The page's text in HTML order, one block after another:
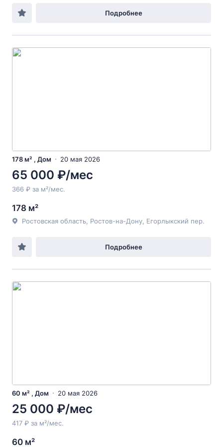
Подробнее
178 м² , Дом 20 мая 2026
65 000 ₽/мес
366 ₽ за м²/мес.
178 м²
Ростовская область, Ростов-на-Дону, Егорлыкский пер.
Подробнее
60 м² , Дом 20 мая 2026
25 000 ₽/мес
417 ₽ за м²/мес.
60 м²